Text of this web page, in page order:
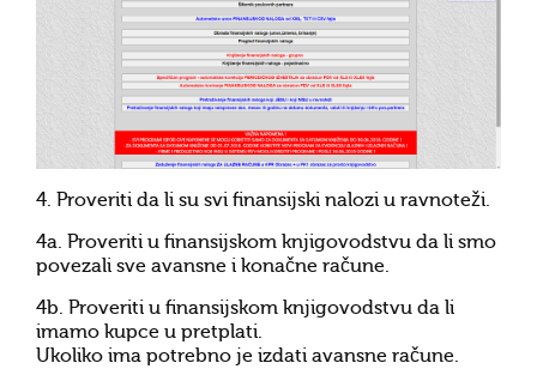
4. Proveriti da li su svi finansijski nalozi u ravnoteži.
4a. Proveriti u finansijskom knjigovodstvu da li smo
povezali sve avansne i konačne račune.
4b. Proveriti u finansijskom knjigovodstvu da li
imamo kupce u pretplati.
Ukoliko ima potrebno je izdati avansne račune.